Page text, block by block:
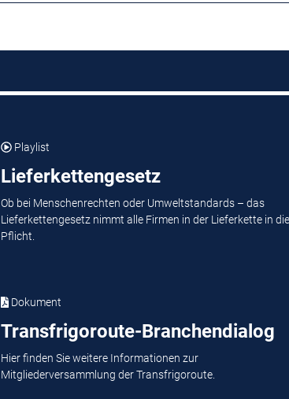
Playlist
Lieferkettengesetz
Ob bei Menschenrechten oder Umweltstandards – das
Lieferkettengesetz nimmt alle Firmen in der Lieferkette in die
Pflicht.
Dokument
Transfrigoroute-Branchendialog
Hier finden Sie weitere Informationen zur
Mitgliederversammlung der Transfrigoroute.